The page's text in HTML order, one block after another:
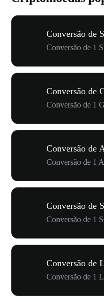
Conversão de
Conversão de 1
Conversão de
Conversão de 1
Conversão de
Conversão de 1
Conversão de
Conversão de 1
Conversão de
Conversão de 1